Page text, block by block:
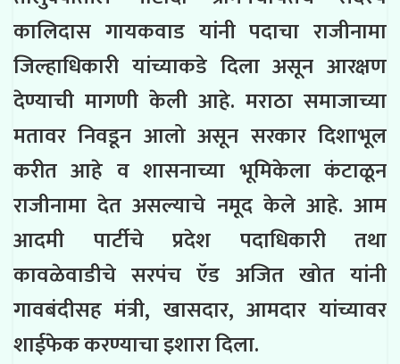
कालिदास गायकवाड यांनी पदाचा राजीनामा
जिल्हाधिकारी यांच्याकडे दिला असून आरक्षण
देण्याची मागणी केली आहे. मराठा समाजाच्या
मतावर निवडून आलो असून सरकार दिशाभूल
करीत आहे व शासनाच्या भूमिकेला कंटाळून
राजीनामा देत असल्याचे नमूद केले आहे. आम
आदमी पार्टीचे प्रदेश पदाधिकारी तथा
कावळेवाडीचे सरपंच ऍड अजित खोत यांनी
गावबंदीसह मंत्री, खासदार, आमदार यांच्यावर
शाईफेक करण्याचा इशारा दिला.